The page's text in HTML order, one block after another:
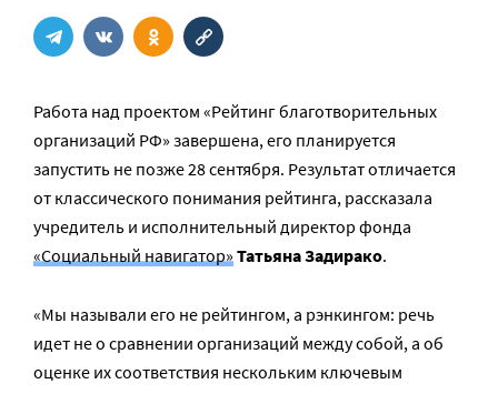
Работа над проектом «Рейтинг благотворительных
организаций РФ» завершена, его планируется
запустить не позже 28 сентября. Результат отличается
от классического понимания рейтинга, рассказала
учредитель и исполнительный директор фонда
«Социальный навигатор»Татьяна Задирако.
«Мы называли его не рейтингом, а рэнкингом: речь
идет не о сравнении организаций между собой, а об
оценке их соответствия нескольким ключевым